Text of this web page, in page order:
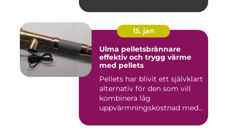
15. jan
Ulma pelletsbrännare
effektiv och trygg värme
med pellets
Pellets har blivit ett självklart
alternativ för den som vill
kombinera låg
uppvärmningskostnad med